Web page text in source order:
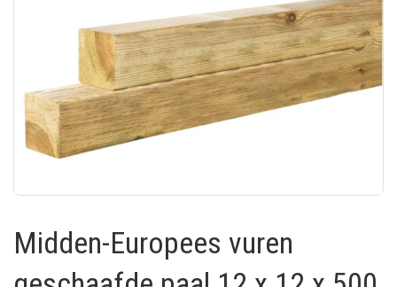
Midden-Europees vuren